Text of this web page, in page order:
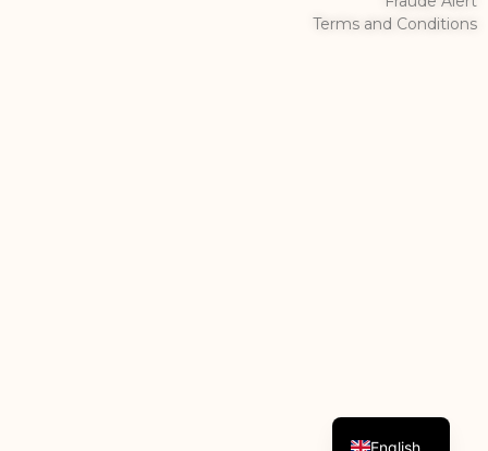
Terms and Conditions
English